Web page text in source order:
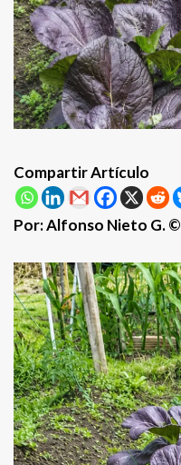
Compartir Artículo
Por: Alfonso Nieto G. ©